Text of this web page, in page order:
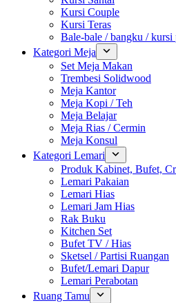
Kursi Couple
Kursi Teras
Bale-bale / bangku / kursi
Kategori Meja
Set Meja Makan
Trembesi Solidwood
Meja Kantor
Meja Kopi / Teh
Meja Belajar
Meja Rias / Cermin
Meja Konsul
Kategori Lemari
Produk Kabinet, Bufet,
Lemari Pakaian
Lemari Hias
Lemari Jam Hias
Rak Buku
Kitchen Set
Bufet TV / Hias
Sketsel / Partisi Ruangan
Bufet/Lemari Dapur
Lemari Perabotan
Ruang Tamu